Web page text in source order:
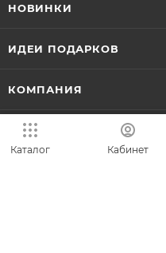
НОВИНКИ
ИДЕИ ПОДАРКОВ
КОМПАНИЯ
СЕРВИС
Каталог Кабинет